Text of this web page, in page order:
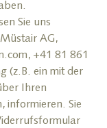
Sie uns
AG,
+41 81 861
(z.B. ein mit der
Ihren
informieren. Sie